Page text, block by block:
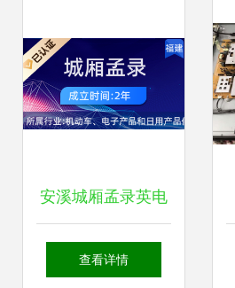
家落户”
安溪城厢孟录英电
器维修店 专业守
查看详情